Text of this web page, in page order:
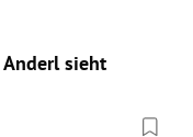
sieht